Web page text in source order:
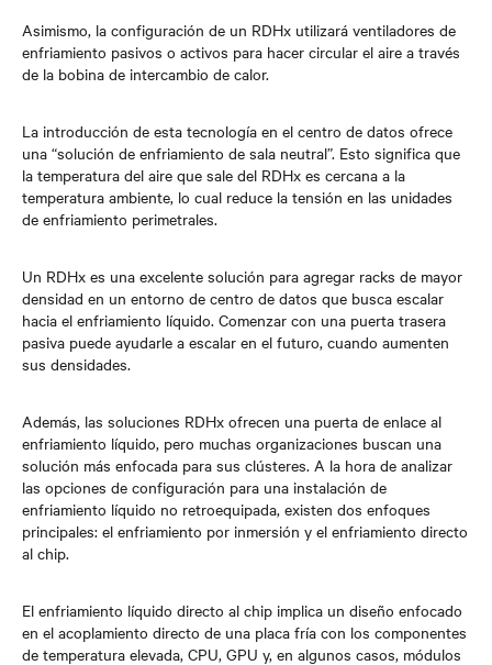
Asimismo, la configuración de un RDHx utilizará ventiladores de
enfriamiento pasivos o activos para hacer circular el aire a través
de la bobina de intercambio de calor.
La introducción de esta tecnología en el centro de datos ofrece
una “solución de enfriamiento de sala neutral”. Esto significa que
la temperatura del aire que sale del RDHx es cercana a la
temperatura ambiente, lo cual reduce la tensión en las unidades
de enfriamiento perimetrales.
Un RDHx es una excelente solución para agregar racks de mayor
densidad en un entorno de centro de datos que busca escalar
hacia el enfriamiento líquido. Comenzar con una puerta trasera
pasiva puede ayudarle a escalar en el futuro, cuando aumenten
sus densidades.
Además, las soluciones RDHx ofrecen una puerta de enlace al
enfriamiento líquido, pero muchas organizaciones buscan una
solución más enfocada para sus clústeres. A la hora de analizar
las opciones de configuración para una instalación de
enfriamiento líquido no retroequipada, existen dos enfoques
principales: el enfriamiento por inmersión y el enfriamiento directo
al chip.
El enfriamiento líquido directo al chip implica un diseño enfocado
en el acoplamiento directo de una placa fría con los componentes
de temperatura elevada, CPU, GPU y, en algunos casos, módulos